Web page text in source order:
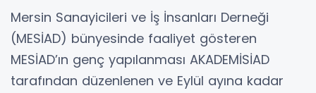
Mersin Sanayicileri ve İş İnsanları Derneği
(MESİAD) bünyesinde faaliyet gösteren
MESİAD’ın genç yapılanması AKADEMİSİAD
tarafından düzenlenen ve Eylül ayına kadar